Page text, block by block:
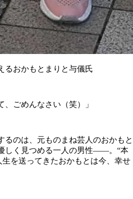
るおかもとまりと与儀氏
、ごめんなさい（笑）」
のは、元ものまね芸人のおかもと
しく見つめる一人の男性――。“本
を送ってきたおかもとは今、幸せ